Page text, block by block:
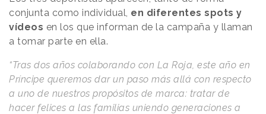
conjunta como individual, en diferentes spots y
vídeos en los que informan de la campaña y llaman
a tomar parte en ella.
“Tras dos años colaborando con La Roja, este año en
Príncipe queremos dar un paso más allá con respecto
a uno de nuestros propósitos de marca: tratar de
hacer felices a las familias uniendo generaciones a